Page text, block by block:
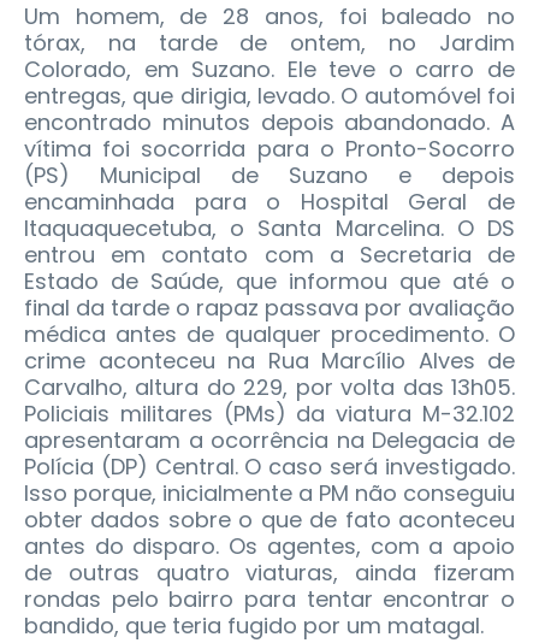
Um homem, de 28 anos, foi baleado no
tórax, na tarde de ontem, no Jardim
Colorado, em Suzano. Ele teve o carro de
entregas, que dirigia, levado. O automóvel foi
encontrado minutos depois abandonado. A
vítima foi socorrida para o Pronto-Socorro
(PS) Municipal de Suzano e depois
encaminhada para o Hospital Geral de
Itaquaquecetuba, o Santa Marcelina. O DS
entrou em contato com a Secretaria de
Estado de Saúde, que informou que até o
final da tarde o rapaz passava por avaliação
médica antes de qualquer procedimento. O
crime aconteceu na Rua Marcílio Alves de
Carvalho, altura do 229, por volta das 13h05.
Policiais militares (PMs) da viatura M-32.102
apresentaram a ocorrência na Delegacia de
Polícia (DP) Central. O caso será investigado.
Isso porque, inicialmente a PM não conseguiu
obter dados sobre o que de fato aconteceu
antes do disparo. Os agentes, com a apoio
de outras quatro viaturas, ainda fizeram
rondas pelo bairro para tentar encontrar o
bandido, que teria fugido por um matagal.